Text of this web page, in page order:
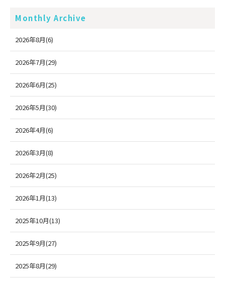
Monthly Archive
2026年8月(6)
2026年7月(29)
2026年6月(25)
2026年5月(30)
2026年4月(6)
2026年3月(8)
2026年2月(25)
2026年1月(13)
2025年10月(13)
2025年9月(27)
2025年8月(29)